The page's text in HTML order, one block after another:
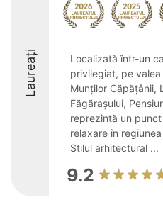
Laureați
Localizată într-un
privilegiat, pe
Munților Căpățânii,
Făgărașului,
reprezintă un
relaxare în
Stilul arhitectural ...
9.2